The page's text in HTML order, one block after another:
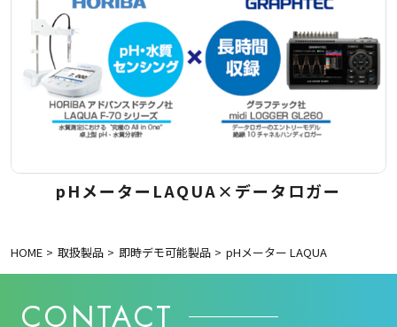
pHメーターLAQUA×データロガー
HOME 取扱製品 即時デモ可能製品 pHメーター LAQUA
CONTACT